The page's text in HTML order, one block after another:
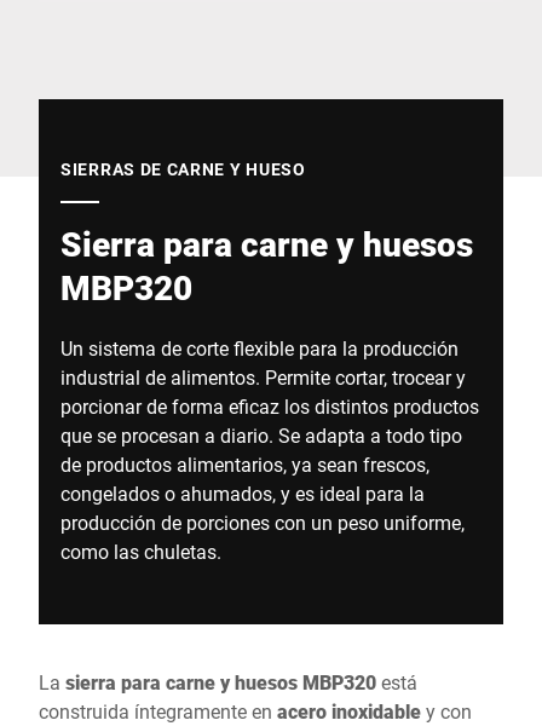
SIERRAS DE CARNE Y HUESO
Sierra para carne y huesos
MBP320
Un sistema de corte flexible para la producción
industrial de alimentos. Permite cortar, trocear y
porcionar de forma eficaz los distintos productos
que se procesan a diario. Se adapta a todo tipo
de productos alimentarios, ya sean frescos,
congelados o ahumados, y es ideal para la
producción de porciones con un peso uniforme,
como las chuletas.
La sierra para carne y huesos MBP320está
construida íntegramente en acero inoxidabley con